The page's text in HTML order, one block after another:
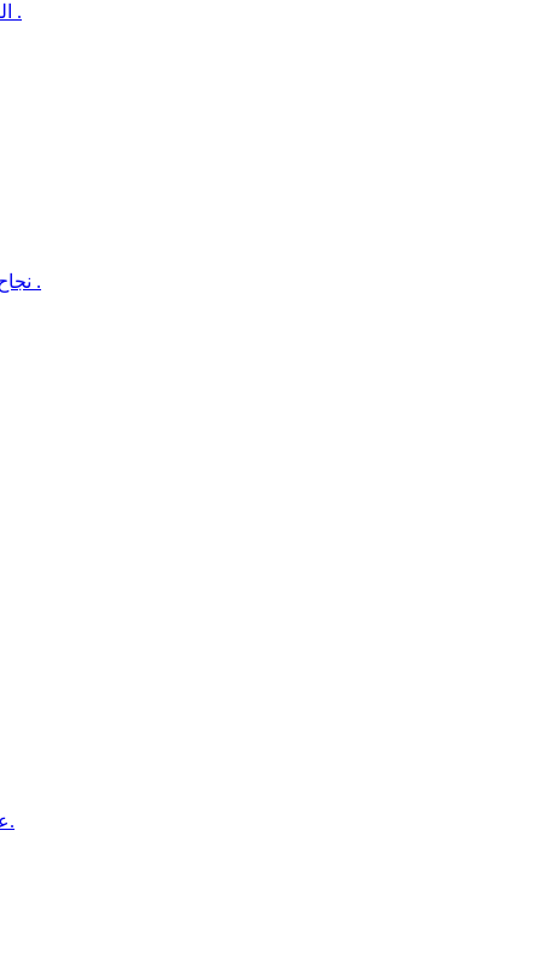
السلطة المحلية بخورمكسر تسلّم موقع مشروع تسوير أرضية اتحاد الأدباء والكتاب .
نجاح عملية نادرة ومعقدة بمستشفى الجمهورية بعدن ينهي معاناة مريضة استمرت 11 .
عاجل | رويترز: تركيا والسعودية وباكستان توقع اتفاقية دفاع مشترك في السعودية.